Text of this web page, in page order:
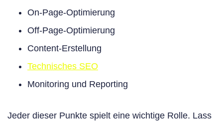
On-Page-Optimierung
Off-Page-Optimierung
Content-Erstellung
Technisches SEO
Monitoring und Reporting
Jeder dieser Punkte spielt eine wichtige Rolle. Lass